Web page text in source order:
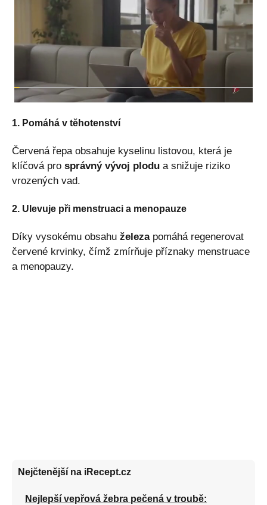
1. Pomáhá v těhotenství
Červená řepa obsahuje kyselinu listovou, která je
klíčová pro správný vývoj plodu a snižuje riziko
vrozených vad.
2. Ulevuje při menstruaci a menopauze
Díky vysokému obsahu železapomáhá regenerovat
červené krvinky, čímž zmírňuje příznaky menstruace
a menopauzy.
Nejčtenější na iRecept.cz
Nejlepší vepřová žebra pečená v troubě: